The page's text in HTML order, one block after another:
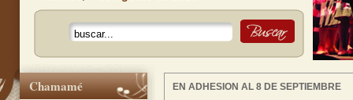
EN ADHESION AL 8 DE SEPTIEMBRE
Chamamé